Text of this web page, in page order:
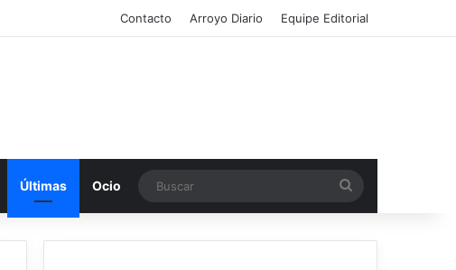
Contacto Arroyo Diario Equipe Editorial
Últimas Ocio